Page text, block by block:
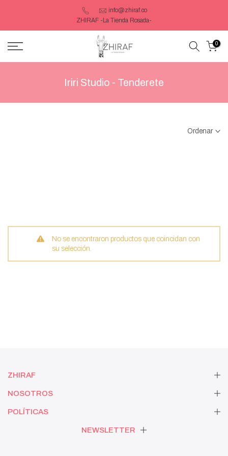
info@zhiraf.co
ZHIRAF -La Tienda Rosada-
0
Iriri Studio - Tenderete
Ordenar
No se encontraron productos que coincidan con
su selección.
ZHIRAF
NOSOTROS
POLÍTICAS
NEWSLETTER